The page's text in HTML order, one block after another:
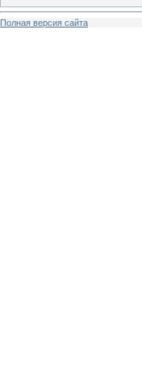
Полная версия сайта